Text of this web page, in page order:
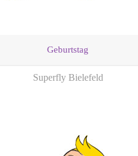
Geburtstag
Superfly Bielefeld